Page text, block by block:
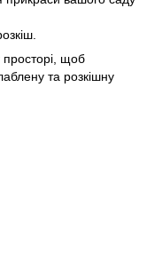
просторі, щоб
та розкішну